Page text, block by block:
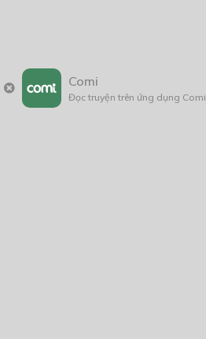
Comi
Đọc truyện trên ứng dụng Comi